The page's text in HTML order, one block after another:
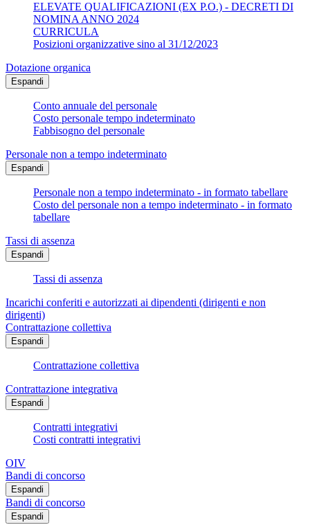
ELEVATE QUALIFICAZIONI (EX P.O.) - DECRETI DI
NOMINA ANNO 2024
CURRICULA
Posizioni organizzative sino al 31/12/2023
Dotazione organica
Espandi
Conto annuale del personale
Costo personale tempo indeterminato
Fabbisogno del personale
Personale non a tempo indeterminato
Espandi
Personale non a tempo indeterminato - in formato tabellare
Costo del personale non a tempo indeterminato - in formato
tabellare
Tassi di assenza
Espandi
Tassi di assenza
Incarichi conferiti e autorizzati ai dipendenti (dirigenti e non
dirigenti)
Contrattazione collettiva
Espandi
Contrattazione collettiva
Contrattazione integrativa
Espandi
Contratti integrativi
Costi contratti integrativi
OIV
Bandi di concorso
Espandi
Bandi di concorso
Espandi